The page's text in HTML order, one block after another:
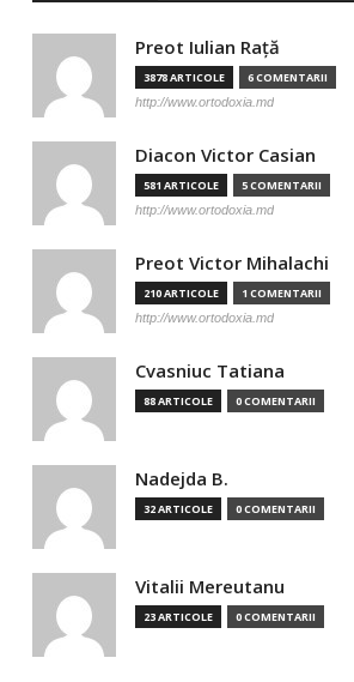
Preot Iulian Raţă
3878 ARTICOLE 6 COMENTARII
http://www.ortodoxia.md
Diacon Victor Casian
581 ARTICOLE 5 COMENTARII
http://www.ortodoxia.md
Preot Victor Mihalachi
210 ARTICOLE 1 COMENTARII
http://www.ortodoxia.md
Cvasniuc Tatiana
88 ARTICOLE 0 COMENTARII
Nadejda B.
32 ARTICOLE 0 COMENTARII
Vitalii Mereutanu
23 ARTICOLE 0 COMENTARII